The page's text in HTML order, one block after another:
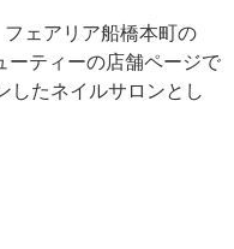
ェアリア船橋本町の
ーティーの店舗ページで
たネイルサロンとし